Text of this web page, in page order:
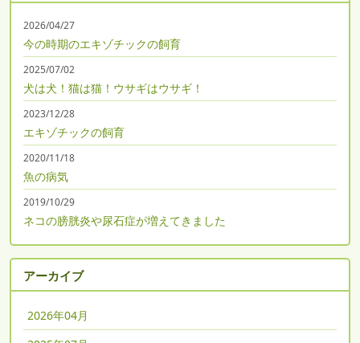
2026/04/27
今の時期のエキゾチックの飼育
2025/07/02
犬は犬！猫は猫！ウサギはウサギ！
2023/12/28
エキゾチックの飼育
2020/11/18
魚の病気
2019/10/29
ネコの膀胱炎や尿石症が増えてきました
アーカイブ
2026年04月